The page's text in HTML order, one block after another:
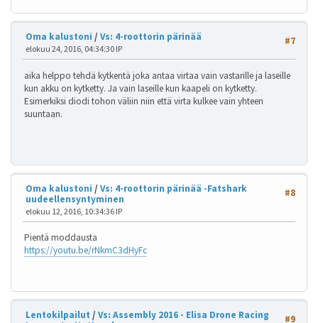
#7
Oma kalustoni / Vs: 4-roottorin pärinää
elokuu 24, 2016, 04:34:30 IP
aika helppo tehdä kytkentä joka antaa virtaa vain vastarille ja laseille
kun akku on kytketty. Ja vain laseille kun kaapeli on kytketty.
Esimerkiksi diodi tohon väliin niin että virta kulkee vain yhteen
suuntaan.
#8
Oma kalustoni / Vs: 4-roottorin pärinää -Fatshark
uudeellensyntyminen
elokuu 12, 2016, 10:34:36 IP
Pientä moddausta
https://youtu.be/rNkmC3dHyFc
#9
Lentokilpailut / Vs: Assembly 2016 - Elisa Drone Racing